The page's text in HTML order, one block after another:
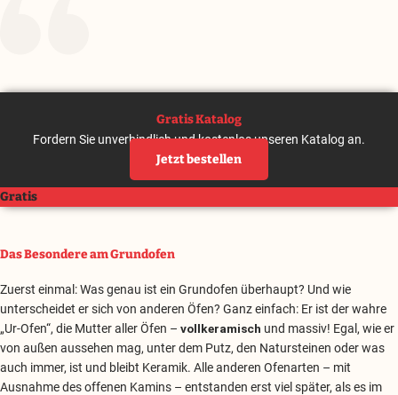
Gratis Katalog
Fordern Sie unverbindlich und kostenlos unseren Katalog an.
Jetzt bestellen
Gratis
Das Besondere am Grundofen
Zuerst einmal: Was genau ist ein Grundofen überhaupt? Und wie
unterscheidet er sich von anderen Öfen? Ganz einfach: Er ist der wahre
„Ur-Ofen“, die Mutter aller Öfen – vollkeramisch und massiv! Egal, wie er
von außen aussehen mag, unter dem Putz, den Natursteinen oder was
auch immer, ist und bleibt Keramik. Alle anderen Ofenarten – mit
Ausnahme des offenen Kamins – entstanden erst viel später, als es im